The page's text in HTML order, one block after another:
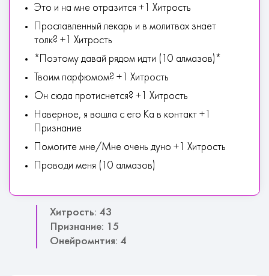
Это и на мне отразится +1 Хитрость
Прославленный лекарь и в молитвах знает
толк? +1 Хитрость
*Поэтому давай рядом идти (10 алмазов)*
Твоим парфюмом? +1 Хитрость
Он сюда протиснется? +1 Хитрость
Наверное, я вошла с его Ка в контакт +1
Признание
Помогите мне/Мне очень дуно +1 Хитрость
Проводи меня (10 алмазов)
Хитрость: 43
Признание: 15
Онейромнтия: 4